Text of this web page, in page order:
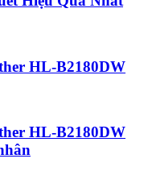
HL-B2180DW
HL-B2180DW